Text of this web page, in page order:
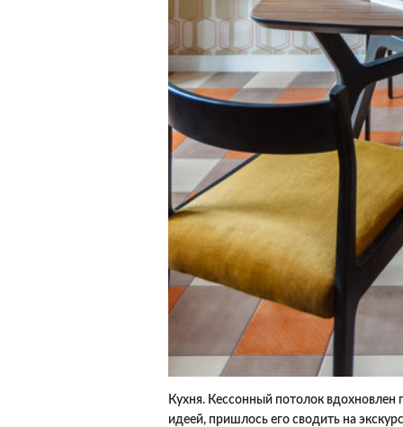
Кухня. Кессонный потолок вдохновлен
идеей, пришлось его сводить на